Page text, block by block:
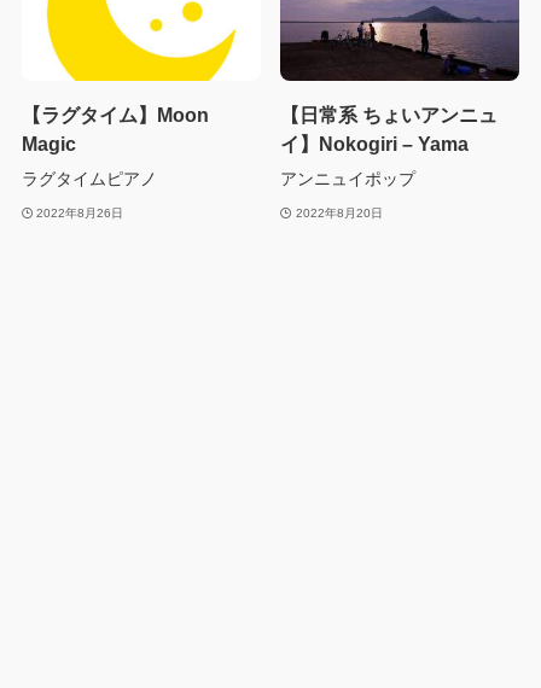
【ラグタイム】Moon
Magic
ラグタイムピアノ
2022年8月26日
【日常系 ちょいアンニュ
イ】Nokogiri – Yama
アンニュイポップ
2022年8月20日